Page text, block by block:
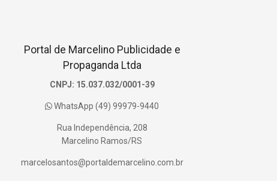
Portal de Marcelino Publicidade e
Propaganda Ltda
CNPJ: 15.037.032/0001-39
WhatsApp (49) 99979-9440
Rua Independência, 208
Marcelino Ramos/RS
marcelosantos@portaldemarcelino.com.br